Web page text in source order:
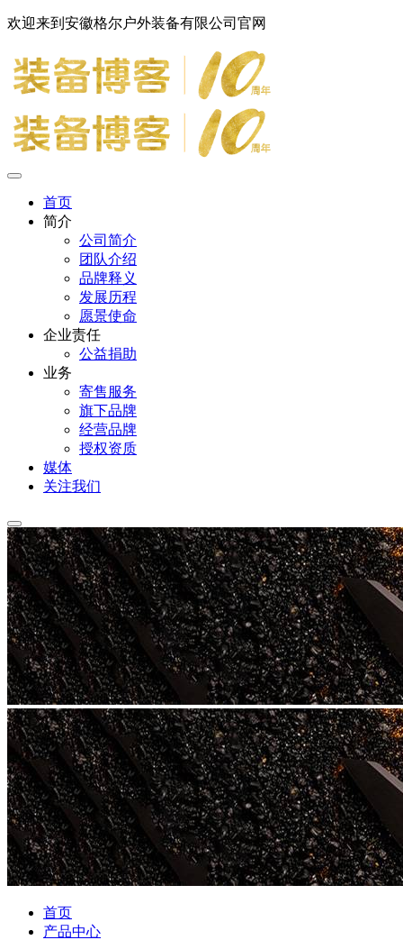
欢迎来到安徽格尔户外装备有限公司官网
首页
简介
公司简介
团队介绍
品牌释义
发展历程
愿景使命
企业责任
公益捐助
业务
寄售服务
旗下品牌
经营品牌
授权资质
媒体
关注我们
首页
产品中心